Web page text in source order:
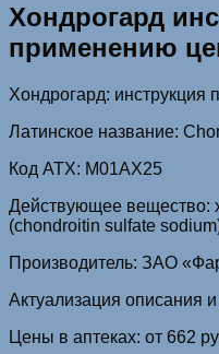
Хондрогард
применению
Хондрогард:
Латинское название:
Код ATX: M01AX25
Действующее вещество:
(chondroitin sulfate
Производитель: ЗАО
Актуализация описания
Цены в аптеках: от 662